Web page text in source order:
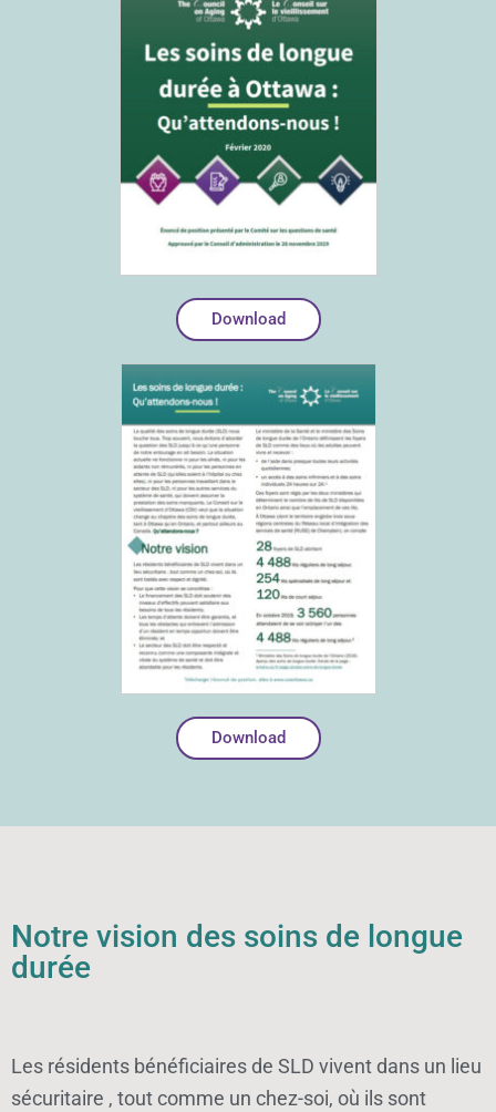
Download
Download
Notre vision des soins de longue
durée
Les résidents bénéficiaires de SLD vivent dans un lieu
sécuritaire , tout comme un chez-soi, où ils sont